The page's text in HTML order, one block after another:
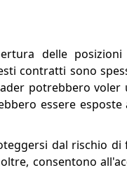
delle
contratti sono
potrebbero voler
essere esposte
dal rischio di
consentono